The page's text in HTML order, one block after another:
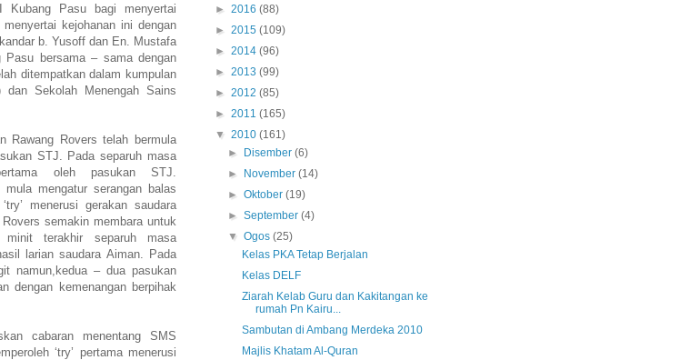
Kubang Pasu bagi menyertai
kejohanan ini dengan
b. Yusoff dan En. Mustafa
Pasu bersama – sama dengan
ditempatkan dalam kumpulan
Sekolah Menengah Sains
Rawang Rovers telah bermula
STJ. Pada separuh masa
oleh pasukan STJ.
mula mengatur serangan balas
menerusi gerakan saudara
Rovers semakin membara untuk
terakhir separuh masa
larian saudara Aiman. Pada
namun,kedua – dua pasukan
dengan kemenangan berpihak
cabaran menentang SMS
‘try’ pertama menerusi
► 2016 (88)
► 2015 (109)
► 2014 (96)
► 2013 (99)
► 2012 (85)
► 2011 (165)
▼ 2010 (161)
►
Disember(6)
►
November(14)
►Oktober(19)
►September(4)
▼Ogos(25)
Kelas PKA Tetap Berjalan
Kelas DELF
Ziarah Kelab Guru dan Kakitangan ke
rumah Pn Kairu...
Sambutan di Ambang Merdeka 2010
Majlis Khatam Al-Quran